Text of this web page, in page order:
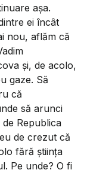
așa.
ei încât
nou, aflăm că
și, de acolo,
gaze. Să
că
să arunci
Republica
de crezut că
fără știința
Pe unde? O fi